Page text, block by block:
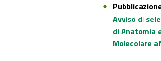
Pubblicazione
Avviso di
di Anatomia
Molecolare